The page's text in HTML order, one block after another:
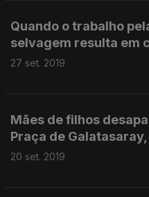
Quando o trabalho
selvagem resulta em
27 set. 2019
Mães de filhos
Praça de
20 set. 2019